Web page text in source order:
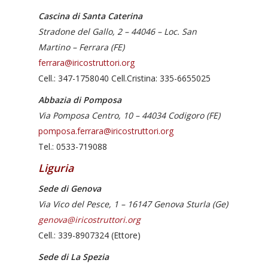
Cascina di Santa Caterina
Stradone del Gallo, 2 – 44046 – Loc. San
Martino – Ferrara (FE)
ferrara@iricostruttori.org
Cell.: 347-1758040 Cell.Cristina: 335-6655025
Abbazia di Pomposa
Via Pomposa Centro, 10 – 44034 Codigoro (FE)
pomposa.ferrara@iricostruttori.org
Tel.: 0533-719088
Liguria
Sede di Genova
Via Vico del Pesce, 1 – 16147 Genova Sturla (Ge)
genova@iricostruttori.org
Cell.: 339-8907324 (Ettore)
Sede di La Spezia